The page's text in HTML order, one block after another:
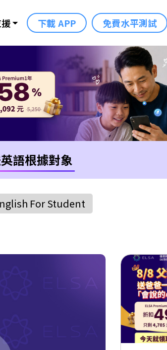
下載 APP 免費水平測試
英語根據對象
For Student